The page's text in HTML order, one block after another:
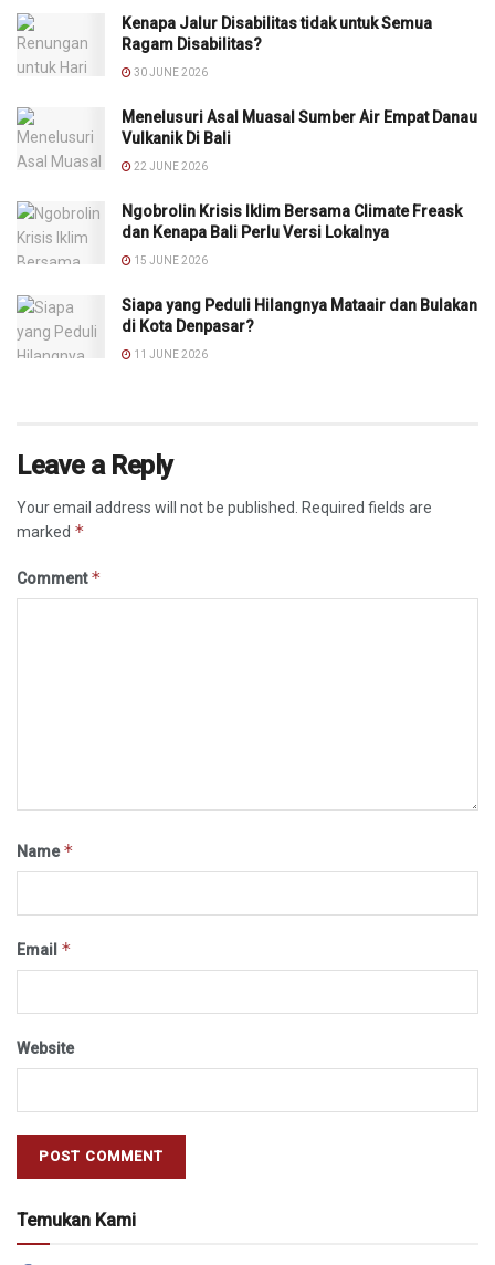
Kenapa Jalur Disabilitas tidak untuk Semua
Ragam Disabilitas?
30 JUNE 2026
Menelusuri Asal Muasal Sumber Air Empat Danau
Vulkanik Di Bali
22 JUNE 2026
Ngobrolin Krisis Iklim Bersama Climate Freask
dan Kenapa Bali Perlu Versi Lokalnya
15 JUNE 2026
Siapa yang Peduli Hilangnya Mataair dan Bulakan
di Kota Denpasar?
11 JUNE 2026
Leave a Reply
Your email address will not be published.
Required fields are
marked *
Comment*
Name*
Email *
Website
Temukan Kami